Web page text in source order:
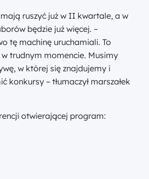
ruszyć już w II kwartale, a w
będzie już więcej. –
tę machinę uruchamiali. To
trudnym momencie. Musimy
w której się znajdujemy i
konkursy – tłumaczył marszałek
otwierającej program: